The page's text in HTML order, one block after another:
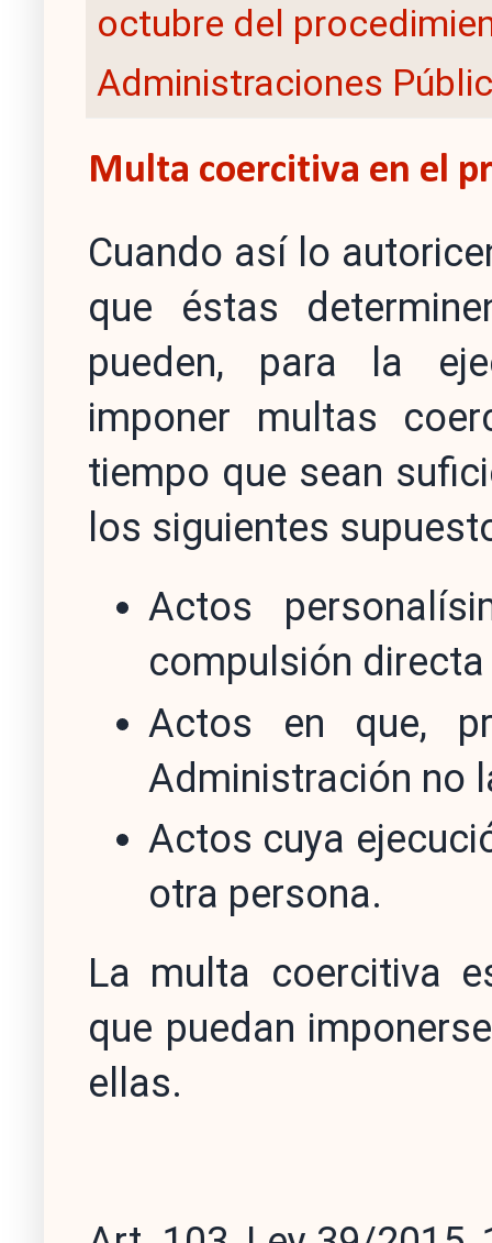
octubre del
Administraciones
Multa coercitiva en el
Cuando así lo
que éstas
pueden, para la
imponer multas
tiempo que sean
los siguientes
Actos
compulsión
Actos en que,
Administración no
Actos cuya
otra persona.
La multa coercitiva
que puedan
ellas.